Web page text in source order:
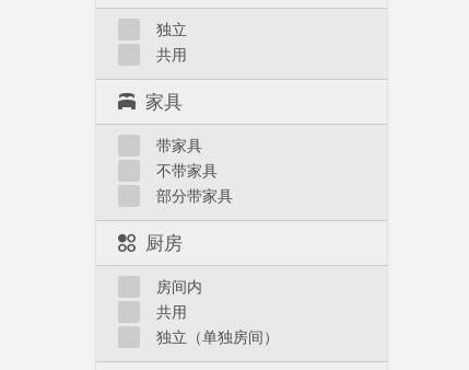
独立
共用
家具
带家具
不带家具
部分带家具
厨房
房间内
共用
独立（单独房间）